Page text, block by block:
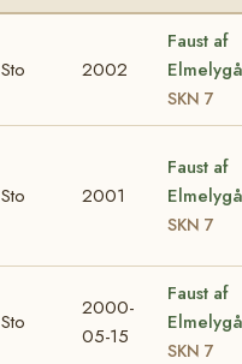
Sto 2002
Faust af
SKN 7
Sto 2001
Faust af
SKN 7
Sto
2000-
05-15
Faust af
SKN 7